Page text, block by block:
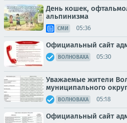
День кошек,
альпинизма
СМИ 05:36
Официальный сайт
ВОЛНОВАХА 05:30
Уважаемые жители
муниципального
ВОЛНОВАХА 05:18
Официальный сайт